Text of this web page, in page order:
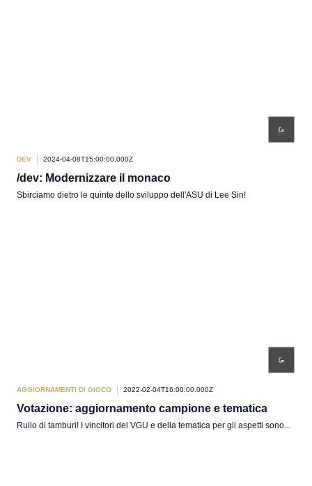
DEV 2024-04-08T15:00:00.000Z
/dev: Modernizzare il monaco
Sbirciamo dietro le quinte dello sviluppo dell'ASU di Lee Sin!
AGGIORNAMENTI DI GIOCO 2022-02-04T16:00:00.000Z
Votazione: aggiornamento campione e tematica
Rullo di tamburi! I vincitori del VGU e della tematica per gli aspetti sono...